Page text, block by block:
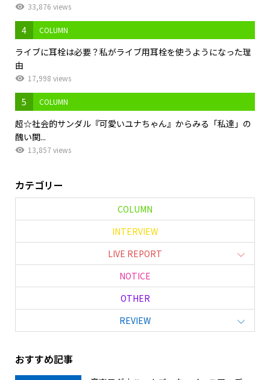
33,876 views
4 COLUMN
ライブに耳栓は必要？私がライブ用耳栓を使うようになった理
由
17,998 views
5 COLUMN
超☆社会的サンダル『可愛いユナちゃん』からみる「私達」の
醜い関...
13,857 views
カテゴリー
COLUMN
INTERVIEW
LIVE REPORT
NOTICE
OTHER
REVIEW
おすすめ記事